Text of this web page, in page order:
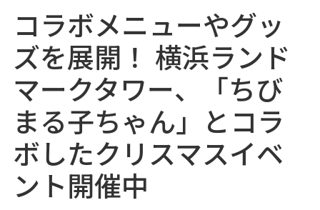
コラボメニューやグッ
ズを展開！ 横浜ランド
マークタワー、「ちび
まる子ちゃん」とコラ
ボしたクリスマスイベ
ント開催中